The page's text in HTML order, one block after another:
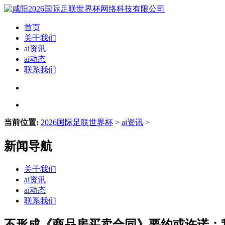
首页
关于我们
ai资讯
ai动态
联系我们
当前位置: 2026国际足联世界杯 > ai资讯 >
新闻导航
关于我们
ai资讯
ai动态
联系我们